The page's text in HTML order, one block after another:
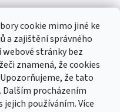
cookie mimo jiné ke
a zajištění správného
stránky bez
znamená, že cookies
že tato
procházením
používáním. Více
Facebook